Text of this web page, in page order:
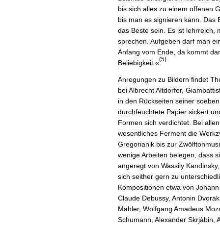
bis sich alles zu einem offenen
bis man es signieren kann. Das
das Beste sein. Es ist lehrreich,
sprechen. Aufgeben darf man
Anfang vom Ende, da kommt
Beliebigkeit.«(5)
Anregungen zu Bildern findet
bei Albrecht Altdorfer,
in den Rückseiten seiner
durchfeuchtete Papier sickert
Formen sich verdichtet. Bei
wesentliches Ferment die
Gregorianik bis zur
wenige Arbeiten belegen, dass
angeregt von Wassily
sich seither gern zu
Kompositionen etwa von
Claude Debussy, Antonin
Mahler, Wolfgang Amadeus
Schumann, Alexander Skrjàbin,